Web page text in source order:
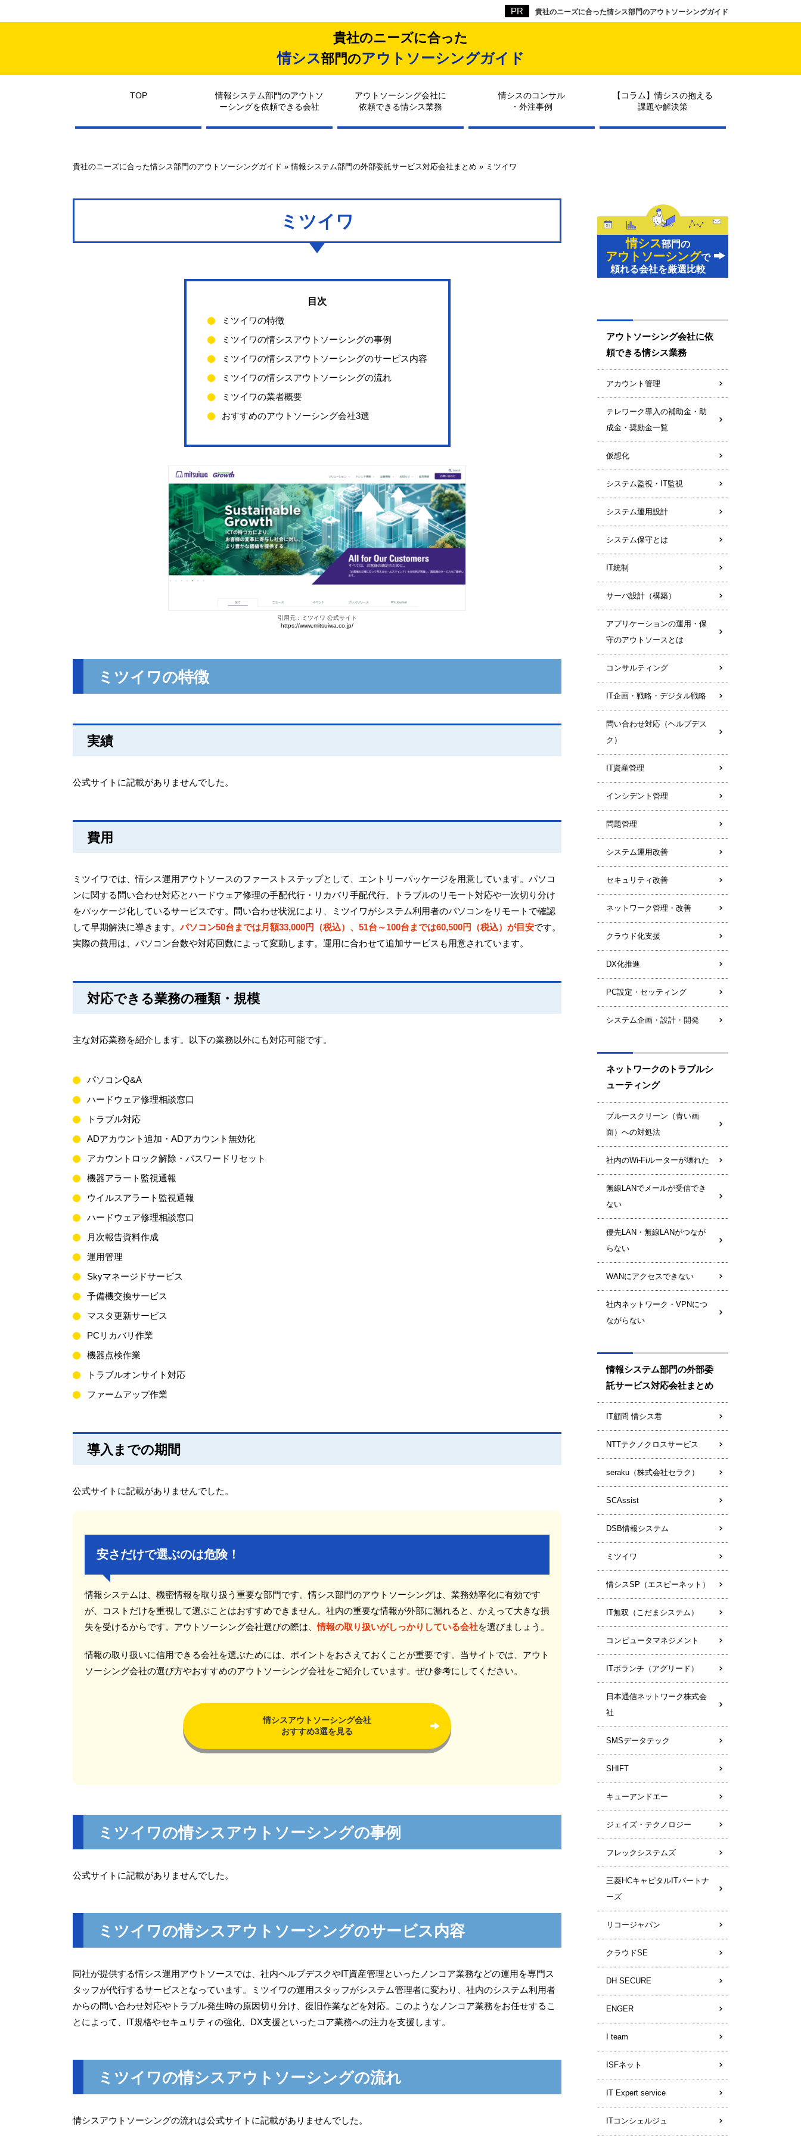
貴社のニーズに合った情シス部門のアウトソーシングガイド
貴社のニーズに合った
情シス部門のアウトソーシングガイド
TOP
情報システム部門のアウトソ
ーシングを依頼できる会社
アウトソーシング会社に
依頼できる情シス業務
情シスのコンサル
・外注事例
【コラム】情シスの抱える
課題や解決策
貴社のニーズに合った情シス部門のアウトソーシングガイド »情報システム部門の外部委託サービス対応会社まとめ » ミツイワ
ミツイワ
ミツイワの特徴
ミツイワの情シスアウトソーシングの事例
ミツイワの情シスアウトソーシングのサービス内容
ミツイワの情シスアウトソーシングの流れ
ミツイワの業者概要
おすすめのアウトソーシング会社3選
引用元：ミツイワ 公式サイト
https://www.mitsuiwa.co.jp/
ミツイワの特徴
実績
公式サイトに記載がありませんでした。
費用
ミツイワでは、情シス運用アウトソースのファーストステップとして、エントリーパッケージを用意しています。パソコ
ンに関する問い合わせ対応とハードウェア修理の手配代行・リカバリ手配代行、トラブルのリモート対応や一次切り分け
をパッケージ化しているサービスです。問い合わせ状況により、ミツイワがシステム利用者のパソコンをリモートで確認
して早期解決に導きます。パソコン50台までは月額33,000円（税込）、51台～100台までは60,500円（税込）が目安です。
実際の費用は、パソコン台数や対応回数によって変動します。運用に合わせて追加サービスも用意されています。
対応できる業務の種類・規模
主な対応業務を紹介します。以下の業務以外にも対応可能です。
パソコンQ&A
ハードウェア修理相談窓口
トラブル対応
ADアカウント追加・ADアカウント無効化
アカウントロック解除・パスワードリセット
機器アラート監視通報
ウイルスアラート監視通報
ハードウェア修理相談窓口
月次報告資料作成
運用管理
Skyマネージドサービス
予備機交換サービス
マスタ更新サービス
PCリカバリ作業
機器点検作業
トラブルオンサイト対応
ファームアップ作業
導入までの期間
公式サイトに記載がありませんでした。
安さだけで選ぶのは危険！
情報システムは、機密情報を取り扱う重要な部門です。情シス部門のアウトソーシングは、業務効率化に有効です
が、コストだけを重視して選ぶことはおすすめできません。社内の重要な情報が外部に漏れると、かえって大きな損
失を受けるからです。アウトソーシング会社選びの際は、情報の取り扱いがしっかりしている会社を選びましょう。
情報の取り扱いに信用できる会社を選ぶためには、ポイントをおさえておくことが重要です。当サイトでは、アウト
ソーシング会社の選び方やおすすめのアウトソーシング会社をご紹介しています。ぜひ参考にしてください。
情シスアウトソーシング会社
おすすめ3選を見る
ミツイワの情シスアウトソーシングの事例
公式サイトに記載がありませんでした。
ミツイワの情シスアウトソーシングのサービス内容
同社が提供する情シス運用アウトソースでは、社内ヘルプデスクやIT資産管理といったノンコア業務などの運用を専門ス
タッフが代行するサービスとなっています。ミツイワの運用スタッフがシステム管理者に変わり、社内のシステム利用者
からの問い合わせ対応やトラブル発生時の原因切り分け、復旧作業などを対応。このようなノンコア業務をお任せするこ
とによって、IT規格やセキュリティの強化、DX支援といったコア業務への注力を支援します。
ミツイワの情シスアウトソーシングの流れ
情シスアウトソーシングの流れは公式サイトに記載がありませんでした。
情シス部門の
アウトソーシングで
頼れる会社を厳選比較
アウトソーシング会社に依
頼できる情シス業務
アカウント管理
テレワーク導入の補助金・助
成金・奨励金一覧
仮想化
システム監視・IT監視
システム運用設計
システム保守とは
IT統制
サーバ設計（構築）
アプリケーションの運用・保
守のアウトソースとは
コンサルティング
IT企画・戦略・デジタル戦略
問い合わせ対応（ヘルプデス
ク）
IT資産管理
インシデント管理
問題管理
システム運用改善
セキュリティ改善
ネットワーク管理・改善
クラウド化支援
DX化推進
PC設定・セッティング
システム企画・設計・開発
ネットワークのトラブルシ
ューティング
ブルースクリーン（青い画
面）への対処法
社内のWi-Fiルーターが壊れた
無線LANでメールが受信でき
ない
優先LAN・無線LANがつなが
らない
WANにアクセスできない
社内ネットワーク・VPNにつ
ながらない
情報システム部門の外部委
託サービス対応会社まとめ
IT顧問 情シス君
NTTテクノクロスサービス
seraku（株式会社セラク）
SCAssist
DSB情報システム
ミツイワ
情シスSP（エスピーネット）
IT無双（こだまシステム）
コンピュータマネジメント
ITボランチ（アグリード）
日本通信ネットワーク株式会
社
SMSデータテック
SHIFT
キューアンドエー
ジェイズ・テクノロジー
フレックシステムズ
三菱HCキャピタルITパートナ
ーズ
リコージャパン
クラウドSE
DH SECURE
ENGER
I team
ISFネット
IT Expert service
ITコンシェルジュ